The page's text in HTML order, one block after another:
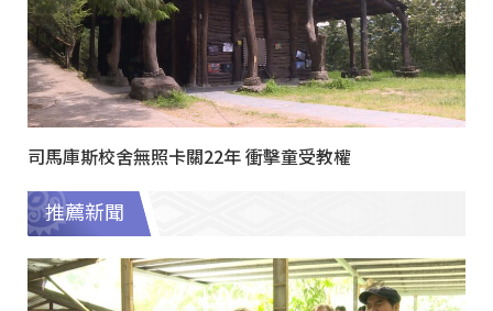
司馬庫斯校舍無照卡關22年 衝擊童受教權
推薦新聞